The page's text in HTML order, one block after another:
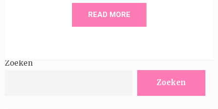
READ MORE
Zoeken
Zoeken